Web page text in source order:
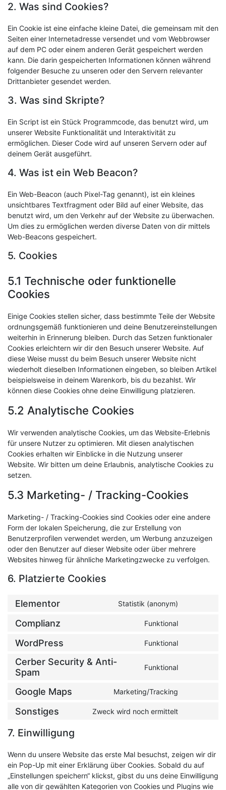
2. Was sind Cookies?
Ein Cookie ist eine einfache kleine Datei, die gemeinsam mit den
Seiten einer Internetadresse versendet und vom Webbrowser
auf dem PC oder einem anderen Gerät gespeichert werden
kann. Die darin gespeicherten Informationen können während
folgender Besuche zu unseren oder den Servern relevanter
Drittanbieter gesendet werden.
3. Was sind Skripte?
Ein Script ist ein Stück Programmcode, das benutzt wird, um
unserer Website Funktionalität und Interaktivität zu
ermöglichen. Dieser Code wird auf unseren Servern oder auf
deinem Gerät ausgeführt.
4. Was ist ein Web Beacon?
Ein Web-Beacon (auch Pixel-Tag genannt), ist ein kleines
unsichtbares Textfragment oder Bild auf einer Website, das
benutzt wird, um den Verkehr auf der Website zu überwachen.
Um dies zu ermöglichen werden diverse Daten von dir mittels
Web-Beacons gespeichert.
5. Cookies
5.1 Technische oder funktionelle
Cookies
Einige Cookies stellen sicher, dass bestimmte Teile der Website
ordnungsgemäß funktionieren und deine Benutzereinstellungen
weiterhin in Erinnerung bleiben. Durch das Setzen funktionaler
Cookies erleichtern wir dir den Besuch unserer Website. Auf
diese Weise musst du beim Besuch unserer Website nicht
wiederholt dieselben Informationen eingeben, so bleiben Artikel
beispielsweise in deinem Warenkorb, bis du bezahlst. Wir
können diese Cookies ohne deine Einwilligung platzieren.
5.2 Analytische Cookies
Wir verwenden analytische Cookies, um das Website-Erlebnis
für unsere Nutzer zu optimieren. Mit diesen analytischen
Cookies erhalten wir Einblicke in die Nutzung unserer
Website. Wir bitten um deine Erlaubnis, analytische Cookies zu
setzen.
5.3 Marketing- / Tracking-Cookies
Marketing- / Tracking-Cookies sind Cookies oder eine andere
Form der lokalen Speicherung, die zur Erstellung von
Benutzerprofilen verwendet werden, um Werbung anzuzeigen
oder den Benutzer auf dieser Website oder über mehrere
Websites hinweg für ähnliche Marketingzwecke zu verfolgen.
6. Platzierte Cookies
Elementor Statistik (anonym)
Complianz Funktional
WordPress Funktional
Cerber Security & Anti-
Spam
Funktional
Google Maps Marketing/Tracking
Sonstiges Zweck wird noch ermittelt
7. Einwilligung
Wenn du unsere Website das erste Mal besuchst, zeigen wir dir
ein Pop-Up mit einer Erklärung über Cookies. Sobald du auf
„Einstellungen speichern“ klickst, gibst du uns deine Einwilligung
alle von dir gewählten Kategorien von Cookies und Plugins wie